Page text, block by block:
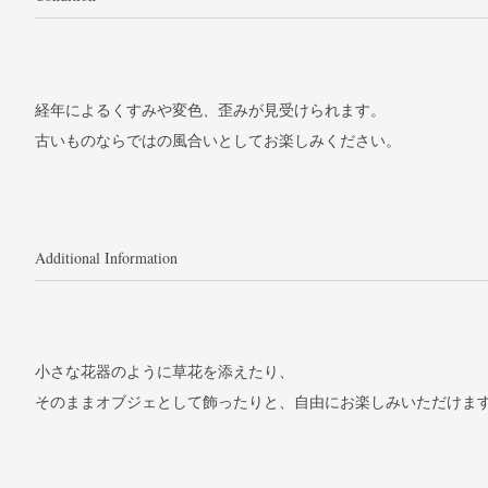
経年によるくすみや変色、歪みが見受けられます。
古いものならではの風合いとしてお楽しみください。
Additional Information
小さな花器のように草花を添えたり、
そのままオブジェとして飾ったりと、自由にお楽しみいただけま